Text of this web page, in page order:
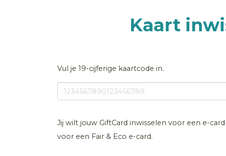
Kaart
Vul je 19-cijferige kaartcode in.
Jij wilt jouw GiftCard inwisselen voor een e-
voor een Fair & Eco e-card.